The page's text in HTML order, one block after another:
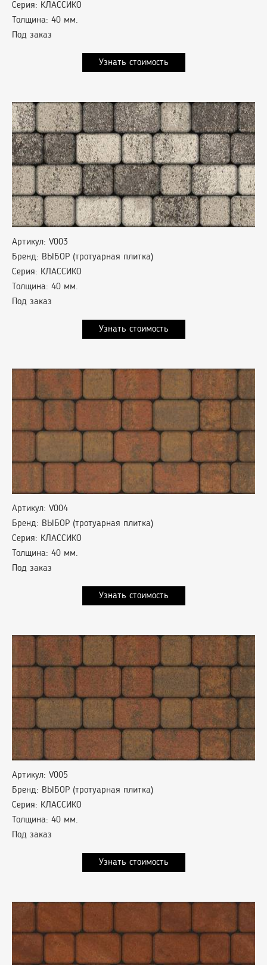
Серия: КЛАССИКО
Толщина: 40 мм.
Под заказ
Узнать стоимость
Артикул: V003
Бренд: ВЫБОР (тротуарная плитка)
Серия: КЛАССИКО
Толщина: 40 мм.
Под заказ
Узнать стоимость
Артикул: V004
Бренд: ВЫБОР (тротуарная плитка)
Серия: КЛАССИКО
Толщина: 40 мм.
Под заказ
Узнать стоимость
Артикул: V005
Бренд: ВЫБОР (тротуарная плитка)
Серия: КЛАССИКО
Толщина: 40 мм.
Под заказ
Узнать стоимость